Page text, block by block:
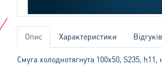
Опис Характеристики
Смуга холоднотягнута 100х50, S235, h11,